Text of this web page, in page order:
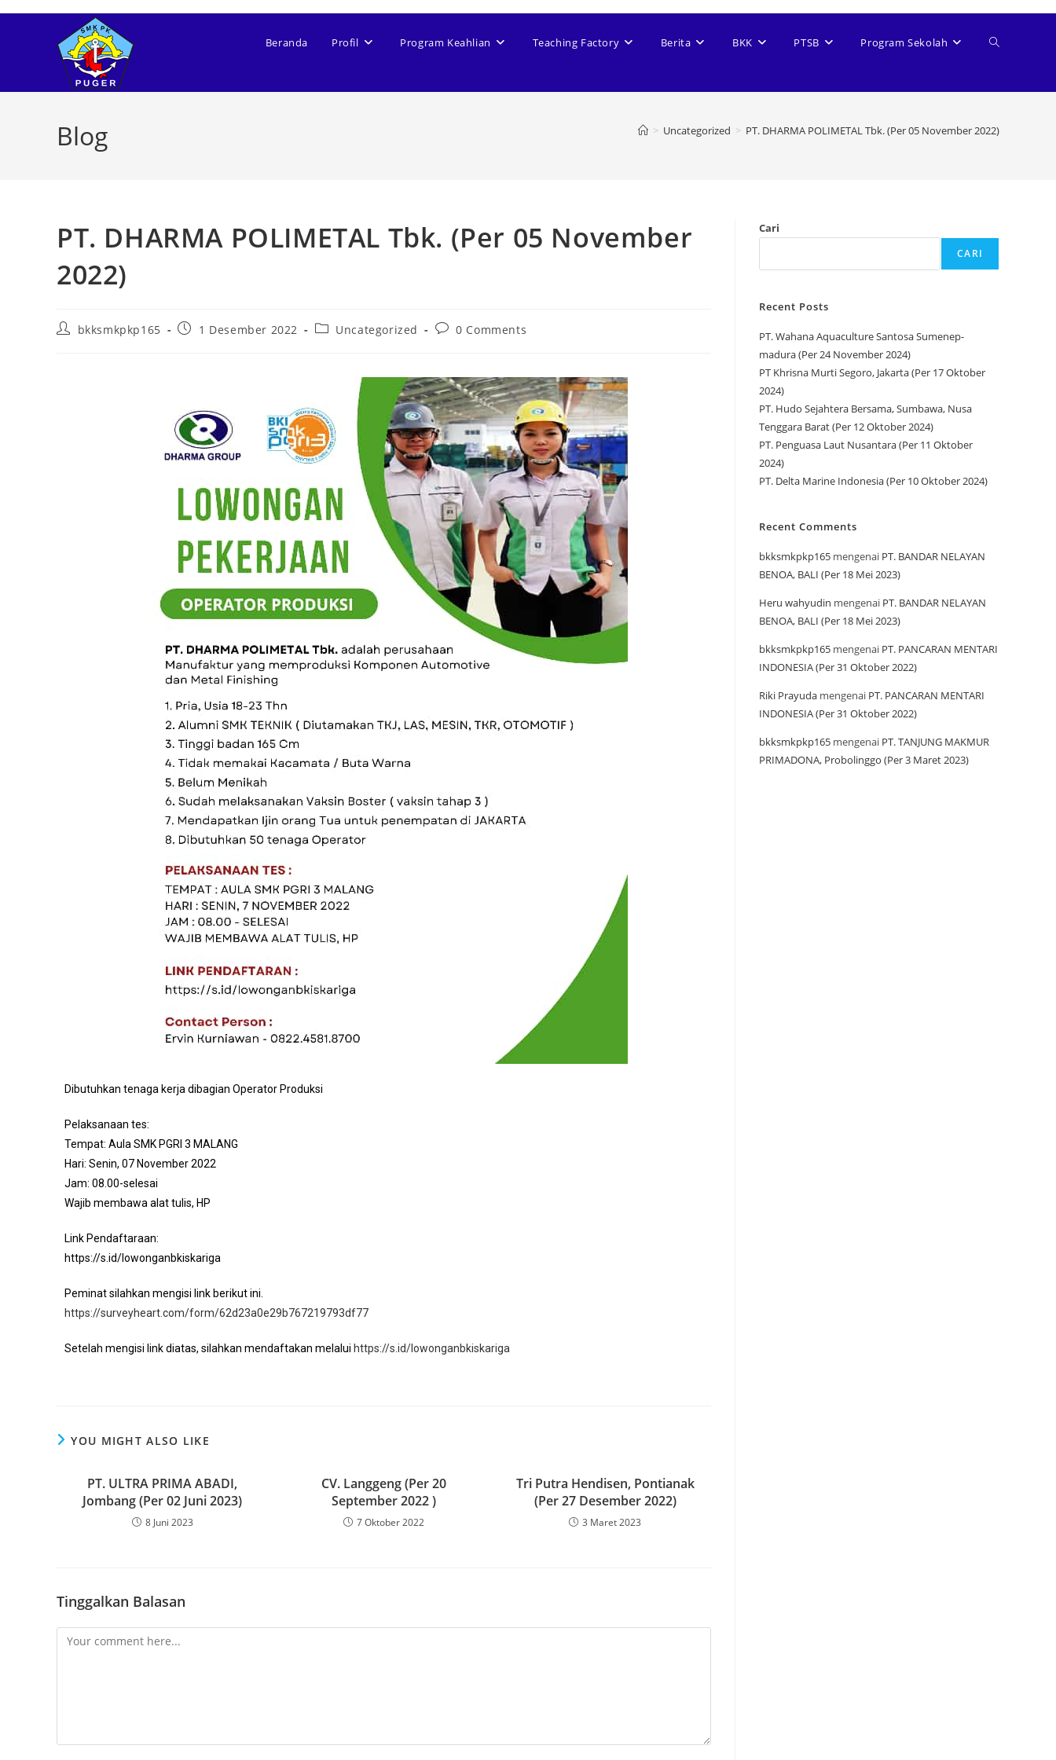
Beranda Profil Program Keahlian Teaching Factory Berita BKK PTSB Program Sekolah
Blog > Uncategorized > PT. DHARMA POLIMETAL Tbk. (Per 05 November 2022)
PT. DHARMA POLIMETAL Tbk. (Per 05 November
2022)
bkksmkpkp165 1 Desember 2022 Uncategorized 0 Comments
Dibutuhkan tenaga kerja dibagian Operator Produksi
Pelaksanaan tes:
Tempat: Aula SMK PGRI 3 MALANG
Hari: Senin, 07 November 2022
Jam: 08.00-selesai
Wajib membawa alat tulis, HP
Link Pendaftaraan:
https://s.id/lowonganbkiskariga
Peminat silahkan mengisi link berikut ini.
https://surveyheart.com/form/62d23a0e29b767219793df77
Setelah mengisi link diatas, silahkan mendaftakan melalui https://s.id/lowonganbkiskariga
YOU MIGHT ALSO LIKE
PT. ULTRA PRIMA ABADI,
Jombang (Per 02 Juni 2023)
8 Juni 2023
CV. Langgeng (Per 20
September 2022 )
7 Oktober 2022
Tri Putra Hendisen, Pontianak
(Per 27 Desember 2022)
3 Maret 2023
Tinggalkan Balasan
Cari
CARI
Recent Posts
PT. Wahana Aquaculture Santosa Sumenep-
madura (Per 24 November 2024)
PT Khrisna Murti Segoro, Jakarta (Per 17 Oktober
2024)
PT. Hudo Sejahtera Bersama, Sumbawa, Nusa
Tenggara Barat (Per 12 Oktober 2024)
PT. Penguasa Laut Nusantara (Per 11 Oktober
2024)
PT. Delta Marine Indonesia (Per 10 Oktober 2024)
Recent Comments
bkksmkpkp165 mengenai PT. BANDAR NELAYAN
BENOA, BALI (Per 18 Mei 2023)
Heru wahyudin mengenai PT. BANDAR NELAYAN
BENOA, BALI (Per 18 Mei 2023)
bkksmkpkp165 mengenai PT. PANCARAN MENTARI
INDONESIA (Per 31 Oktober 2022)
Riki Prayuda mengenai PT. PANCARAN MENTARI
INDONESIA (Per 31 Oktober 2022)
bkksmkpkp165 mengenai PT. TANJUNG MAKMUR
PRIMADONA, Probolinggo (Per 3 Maret 2023)